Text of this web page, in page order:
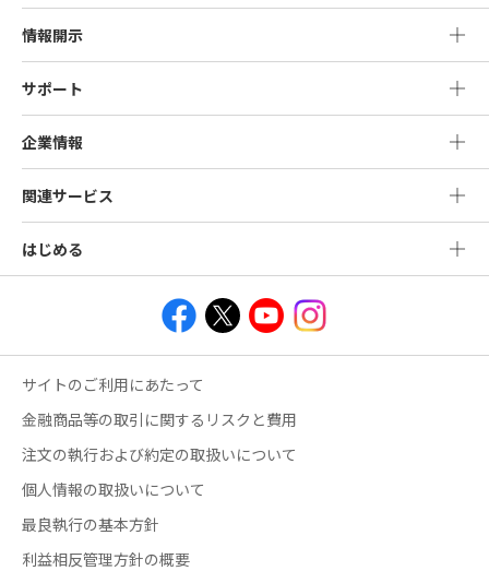
情報開示
サポート
企業情報
関連サービス
はじめる
サイトのご利用にあたって
金融商品等の取引に関するリスクと費用
注文の執行および約定の取扱いについて
個人情報の取扱いについて
最良執行の基本方針
利益相反管理方針の概要